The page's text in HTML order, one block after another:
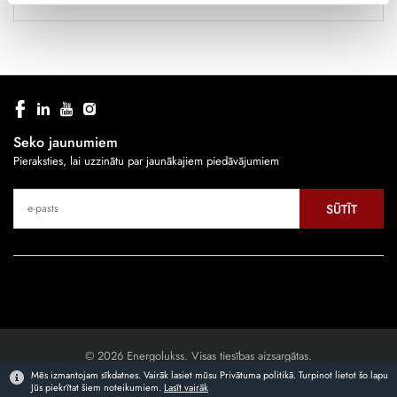
Mēs izmantojam sīkdatnes. Vairāk lasiet mūsu Privātuma politikā. Turpinot lietot šo lapu
Jūs piekrītat šiem noteikumiem.Lasīt vairāk
Seko jaunumiem
Pieraksties, lai uzzinātu par jaunākajiem piedāvājumiem
SŪTĪT
© 2026 Energolukss. Visas tiesības aizsargātas.